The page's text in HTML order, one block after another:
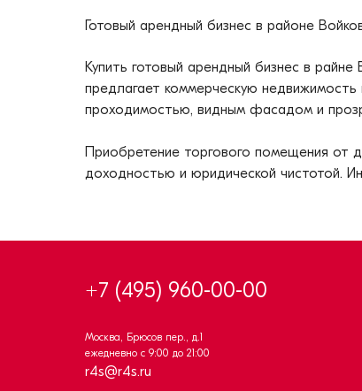
Готовый арендный бизнес в районе
Купить готовый арендный бизнес в райне
предлагает коммерческую
проходимостью, видным фасадом и
Приобретение торгового помещения от
доходностью и юридической чистотой.
+7 (495) 960-00-00
Москва, Брюсов пер., д.1
ежедневно с 9:00 до 21:00
r4s@r4s.ru